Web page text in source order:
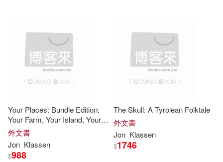
Your Places: Bundle Edition:
Your Farm, Your Island, Your
Forest
外文書
Jon Klassen
$988
The Skull: A Tyrolean Folktale
外文書
Jon Klassen
$1746